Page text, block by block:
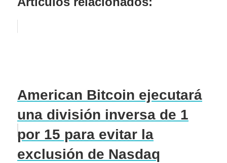
American Bitcoin ejecutará
una división inversa de 1
por 15 para evitar la
exclusión de Nasdaq